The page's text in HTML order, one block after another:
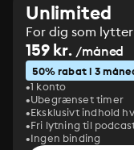
Unlimited
For dig som
159 kr. /måned
50% rabat i 3
1 konto
Ubegrænset timer
Eksklusivt indhold
Fri lytning til
Ingen binding